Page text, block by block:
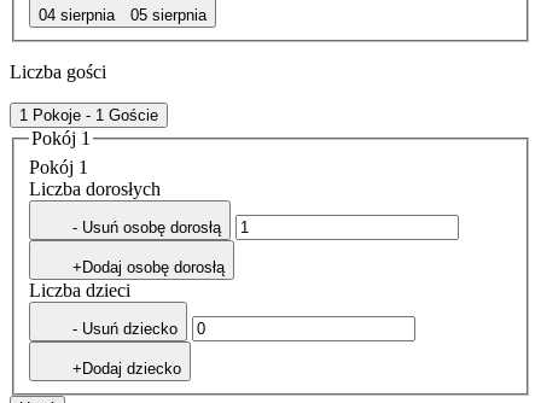
04 sierpnia 05 sierpnia
Liczba gości
1 Pokoje - 1 Goście
Pokój 1
Pokój 1
Liczba dorosłych
- Usuń osobę dorosłą
+Dodaj osobę dorosłą
Liczba dzieci
- Usuń dziecko
+Dodaj dziecko